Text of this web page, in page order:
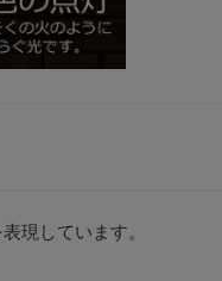
現しています。